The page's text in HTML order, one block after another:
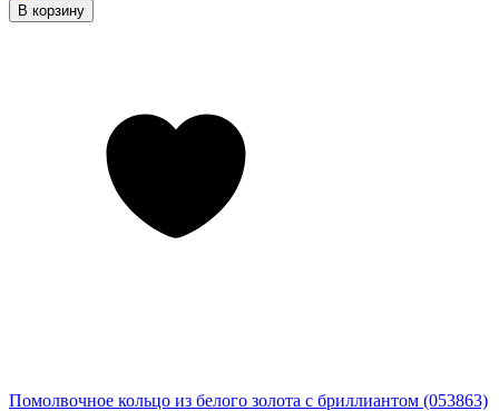
В корзину
Помолвочное кольцо из белого золота с бриллиантом (053863)